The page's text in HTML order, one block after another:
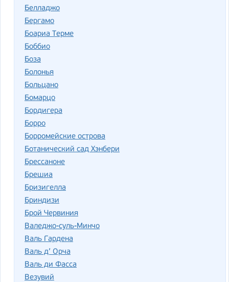
Белладжо
Бергамо
Боариа Терме
Боббио
Боза
Болонья
Больцано
Бомарцо
Бордигера
Борро
Борромейские острова
Ботанический сад Хэнбери
Брессаноне
Брешиа
Бризигелла
Бриндизи
Брой Червиния
Валеджо-суль-Минчо
Валь Гардена
Валь д’ Орча
Валь ди Фасса
Везувий